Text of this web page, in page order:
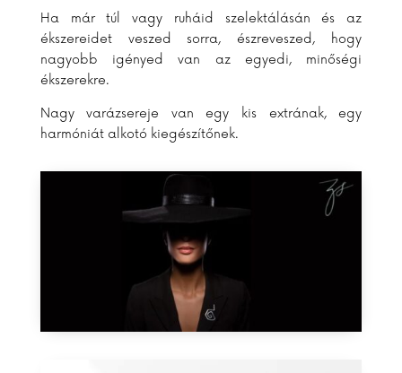
Ha már túl vagy ruháid szelektálásán és az
ékszereidet veszed sorra, észreveszed, hogy
nagyobb igényed van az egyedi, minőségi
ékszerekre.
Nagy varázsereje van egy kis extrának, egy
harmóniát alkotó kiegészítőnek.